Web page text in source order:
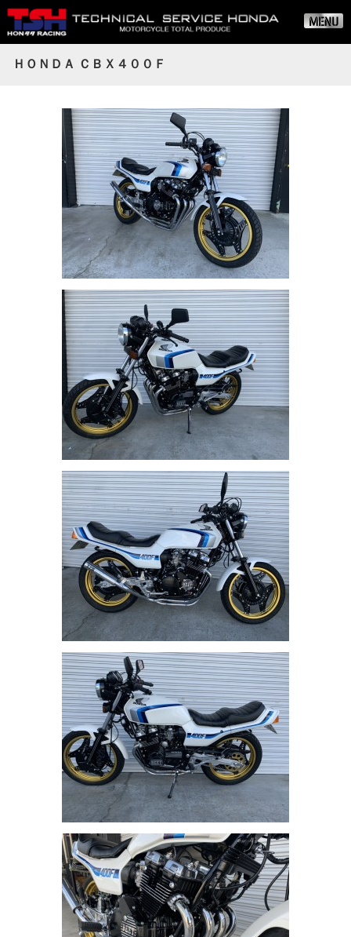
ＨＯＮＤＡ ＣＢＸ４００Ｆ